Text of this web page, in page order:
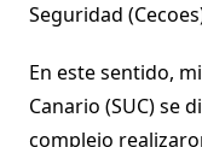
Seguridad
En este sentido,
Canario (SUC) se
complejo